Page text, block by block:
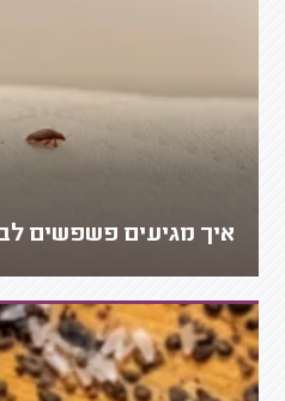
איך מגיעים פשפשים